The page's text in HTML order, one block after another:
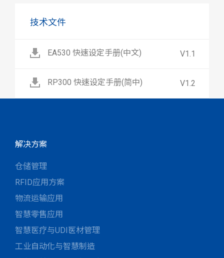
技术文件
EA530 快速设定手册(中文) V1.1
RP300 快速设定手册(简中) V1.2
解决方案
仓储管理
RFID应用方案
物流运输应用
智慧零售应用
智慧医疗与UDI医材管理
工业自动化与智慧制造